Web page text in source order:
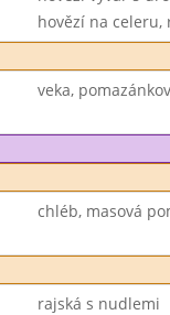
hovězí na celeru,
veka,
chléb, masová
rajská s nudlemi